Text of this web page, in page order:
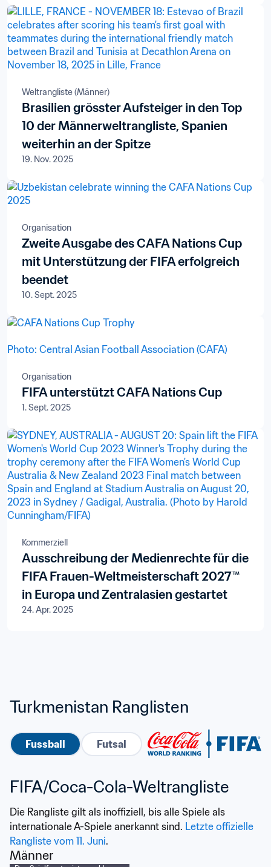
Weltrangliste (Männer)
Brasilien grösster Aufsteiger in den Top
10 der Männerweltrangliste, Spanien
weiterhin an der Spitze
19. Nov. 2025
Organisation
Zweite Ausgabe des CAFA Nations Cup
mit Unterstützung der FIFA erfolgreich
beendet
10. Sept. 2025
Organisation
FIFA unterstützt CAFA Nations Cup
1. Sept. 2025
Kommerziell
Ausschreibung der Medienrechte für die
FIFA Frauen-Weltmeisterschaft 2027™
in Europa und Zentralasien gestartet
24. Apr. 2025
Turkmenistan Ranglisten
Fussball Futsal
FIFA/Coca-Cola-Weltrangliste
Die Rangliste gilt als inoffiziell, bis alle Spiele als
internationale A-Spiele anerkannt sind. Letzte offizielle
Rangliste vom 11. Juni.
Männer